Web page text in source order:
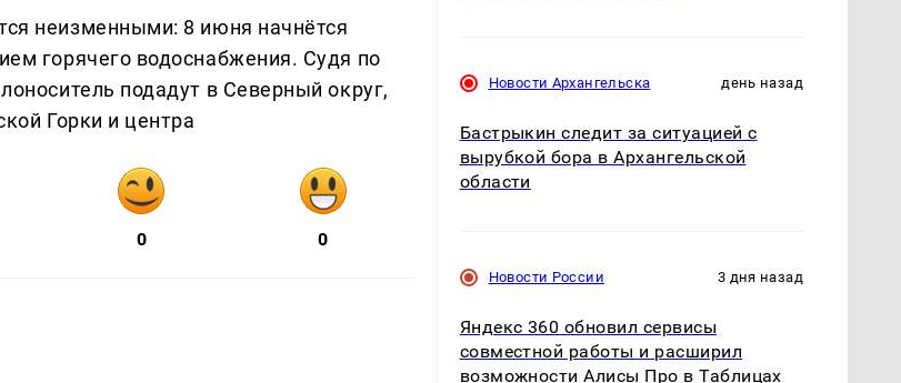
неизменными: 8 июня начнётся
горячего водоснабжения. Судя по
подадут в Северный округ,
Горки и центра
0 0
Новости Архангельска день назад
Бастрыкин следит за ситуацией с
вырубкой бора в Архангельской
области
Новости России 3 дня назад
Яндекс 360 обновил сервисы
совместной работы и расширил
возможности Алисы Про в Таблицах